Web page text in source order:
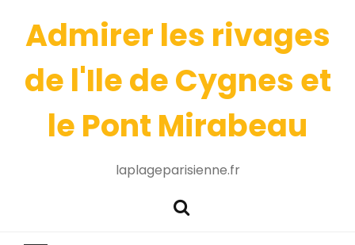
Admirer les rivages
de l'Ile de Cygnes et
le Pont Mirabeau
laplageparisienne.fr